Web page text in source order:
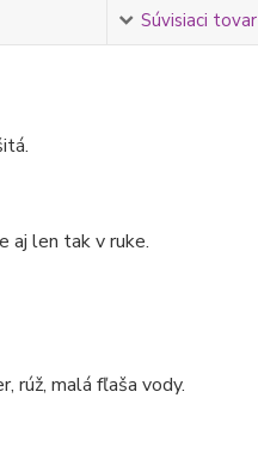
Súvisiaci tovar
aj len tak v ruke.
rúž, malá fľaša vody.